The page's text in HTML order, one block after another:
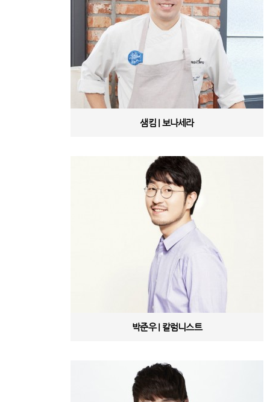
샘킴 | 보나세라
박준우 | 칼럼니스트